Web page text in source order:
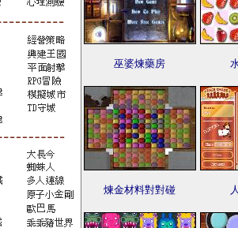
巫婆煉藥房
煉金材料對對碰